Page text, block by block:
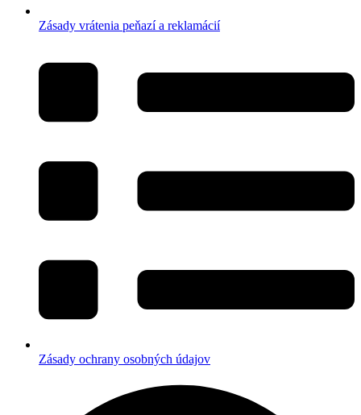
Zásady vrátenia peňazí a reklamácií
Zásady ochrany osobných údajov